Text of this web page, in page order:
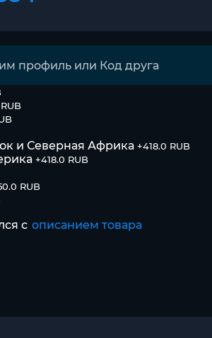
и Северная Африка +418.0 RUB
+418.0 RUB
RUB
с описанием товара